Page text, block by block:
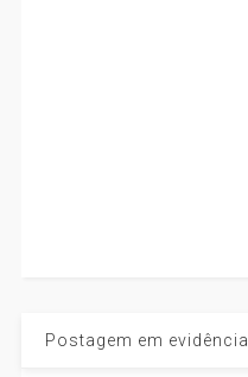
Postagem em evidência